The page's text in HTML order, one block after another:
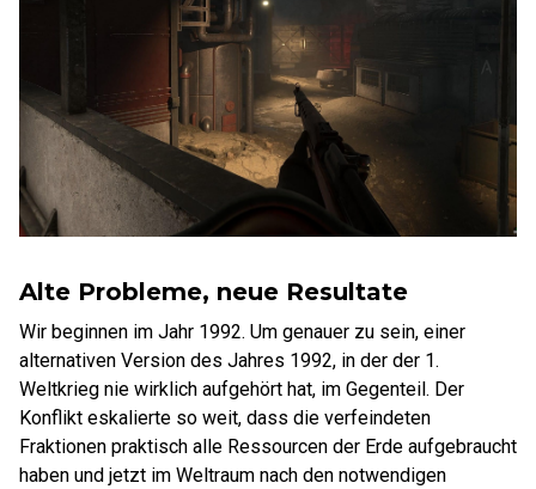
Alte Probleme, neue Resultate
Wir beginnen im Jahr 1992. Um genauer zu sein, einer
alternativen Version des Jahres 1992, in der der 1.
Weltkrieg nie wirklich aufgehört hat, im Gegenteil. Der
Konflikt eskalierte so weit, dass die verfeindeten
Fraktionen praktisch alle Ressourcen der Erde aufgebraucht
haben und jetzt im Weltraum nach den notwendigen